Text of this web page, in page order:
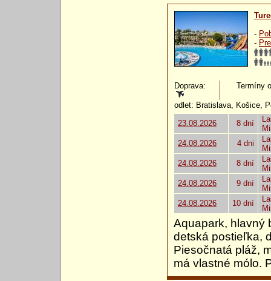
-
-
Doprava: Termíny
odlet: Bratislava, Košice,
23.08.2026
8 dní
24.08.2026
4 dni
24.08.2026
8 dní
24.08.2026
9 dní
24.08.2026
10 dní
Aquapark, hlavný
detská postieľka,
Piesočnatá pláž,
má vlastné mólo.